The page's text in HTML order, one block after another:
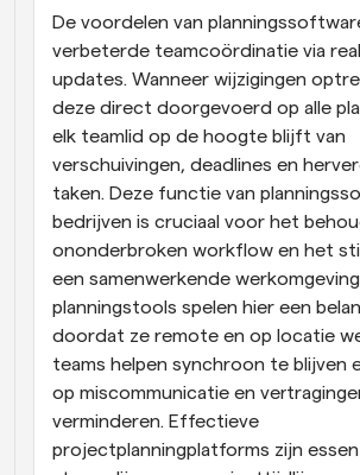
De voordelen van
verbeterde teamcoördinatie via
updates. Wanneer wijzigingen
deze direct doorgevoerd op alle
elk teamlid op de hoogte blijft van
verschuivingen, deadlines en
taken. Deze functie van
bedrijven is cruciaal voor het
ononderbroken workflow en het
een samenwerkende
planningstools spelen hier een
doordat ze remote en op locatie
teams helpen synchroon te blijven
op miscommunicatie en
verminderen. Effectieve
projectplanningplatforms zijn